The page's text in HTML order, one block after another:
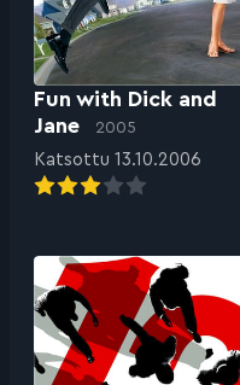
Fun with Dick and
Jane
2005
Katsottu 13.10.2006